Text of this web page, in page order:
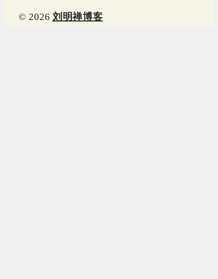
© 2026 刘明禅博客